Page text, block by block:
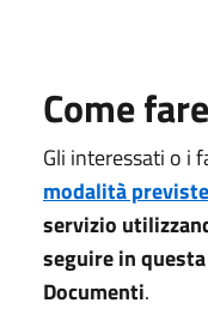
Come fare
Gli interessati o i
modalità previste
servizio
seguirein
Documenti.